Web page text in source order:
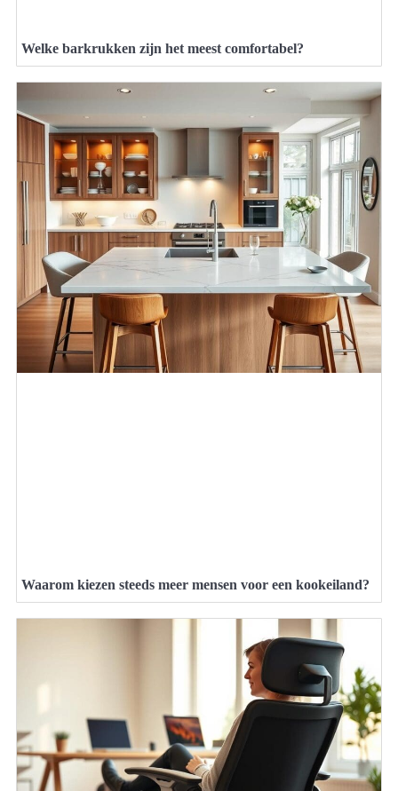
Welke barkrukken zijn het meest comfortabel?
Waarom kiezen steeds meer mensen voor een kookeiland?